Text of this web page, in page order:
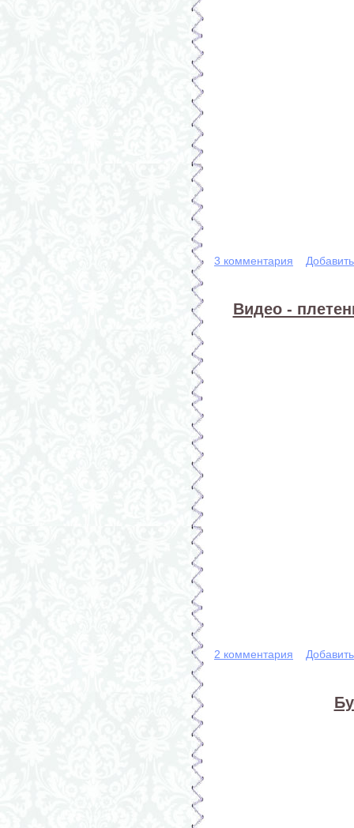
3 комментария
Видео -
2 комментария